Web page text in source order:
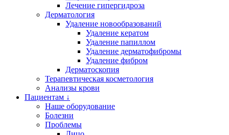
Лечение гипергидроза
Дерматология
Удаление новообразований
Удаление кератом
Удаление папиллом
Удаление дерматофибромы
Удаление фибром
Дерматоскопия
Терапевтическая косметология
Анализы крови
Пациентам ↓
Наше оборудование
Болезни
Проблемы